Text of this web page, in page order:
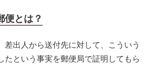
便とは？
差出人から送付先に対して、こういう
たという事実を郵便局で証明してもら